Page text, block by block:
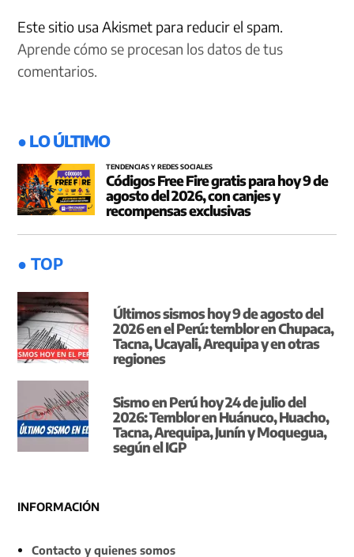
Este sitio usa Akismet para reducir el spam.
Aprende cómo se procesan los datos de tus
comentarios.
● LO ÚLTIMO
TENDENCIAS Y REDES SOCIALES
Códigos Free Fire gratis para hoy 9 de
agosto del 2026, con canjes y
recompensas exclusivas
● TOP
Últimos sismos hoy 9 de agosto del
2026 en el Perú: temblor en Chupaca,
Tacna, Ucayali, Arequipa y en otras
regiones
Sismo en Perú hoy 24 de julio del
2026: Temblor en Huánuco, Huacho,
Tacna, Arequipa, Junín y Moquegua,
según el IGP
INFORMACIÓN
Contacto y quienes somos